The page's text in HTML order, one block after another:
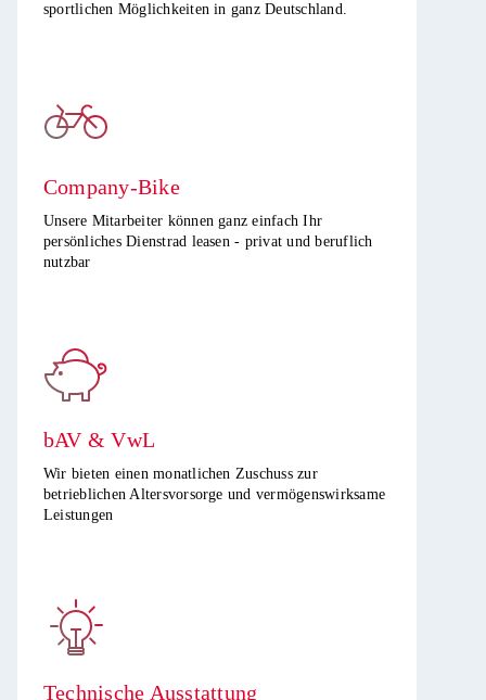
sportlichen Möglichkeiten in ganz Deutschland.
Company-Bike​
Unsere Mitarbeiter können ganz einfach Ihr
persönliches Dienstrad leasen - privat und beruflich
nutzbar​
bAV & VwL
Wir bieten einen monatlichen Zuschuss zur
betrieblichen Altersvorsorge und vermögenswirksame
Leistungen ​
Technische Ausstattung